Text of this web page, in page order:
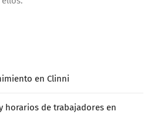
en Clinni
horarios de trabajadores en